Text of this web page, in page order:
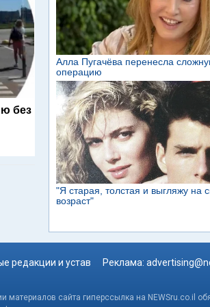
без
редакции и устав Реклама:
сайта гиперссылка на NEWSru.co.il